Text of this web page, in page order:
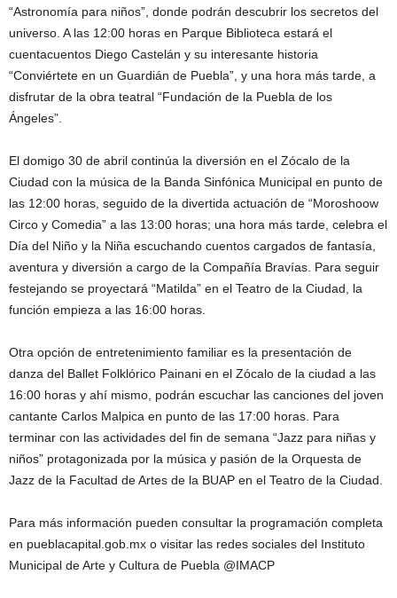
“Astronomía para niños”, donde podrán descubrir los secretos del
universo. A las 12:00 horas en Parque Biblioteca estará el
cuentacuentos Diego Castelán y su interesante historia
“Conviértete en un Guardián de Puebla”, y una hora más tarde, a
disfrutar de la obra teatral “Fundación de la Puebla de los
Ángeles”.
El domigo 30 de abril continúa la diversión en el Zócalo de la
Ciudad con la música de la Banda Sinfónica Municipal en punto de
las 12:00 horas, seguido de la divertida actuación de “Moroshoow
Circo y Comedia” a las 13:00 horas; una hora más tarde, celebra el
Día del Niño y la Niña escuchando cuentos cargados de fantasía,
aventura y diversión a cargo de la Compañía Bravías. Para seguir
festejando se proyectará “Matilda” en el Teatro de la Ciudad, la
función empieza a las 16:00 horas.
Otra opción de entretenimiento familiar es la presentación de
danza del Ballet Folklórico Painani en el Zócalo de la ciudad a las
16:00 horas y ahí mismo, podrán escuchar las canciones del joven
cantante Carlos Malpica en punto de las 17:00 horas. Para
terminar con las actividades del fin de semana “Jazz para niñas y
niños” protagonizada por la música y pasión de la Orquesta de
Jazz de la Facultad de Artes de la BUAP en el Teatro de la Ciudad.
Para más información pueden consultar la programación completa
en pueblacapital.gob.mx o visitar las redes sociales del Instituto
Municipal de Arte y Cultura de Puebla @IMACP